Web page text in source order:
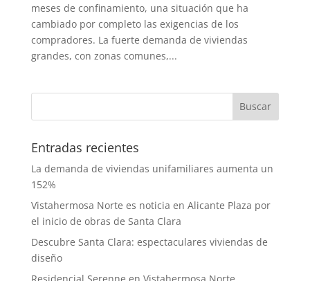
meses de confinamiento, una situación que ha
cambiado por completo las exigencias de los
compradores. La fuerte demanda de viviendas
grandes, con zonas comunes,...
Entradas recientes
La demanda de viviendas unifamiliares aumenta un
152%
Vistahermosa Norte es noticia en Alicante Plaza por
el inicio de obras de Santa Clara
Descubre Santa Clara: espectaculares viviendas de
diseño
Residencial Serenne en Vistahermosa Norte,